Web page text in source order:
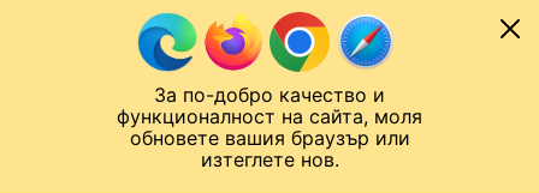
За по-добро качество и
функционалност на сайта, моля
обновете вашия браузър или
изтеглете нов.
Към съдържанието
Лига на Конференциите